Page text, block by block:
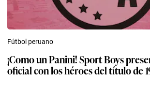
Fútbol peruano
¡Como un Panini! Sport Boys
oficial con los héroes del título de